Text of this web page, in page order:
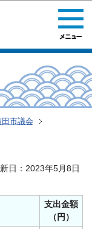
田市議会
日：2023年5月8日
支出金額
（円）